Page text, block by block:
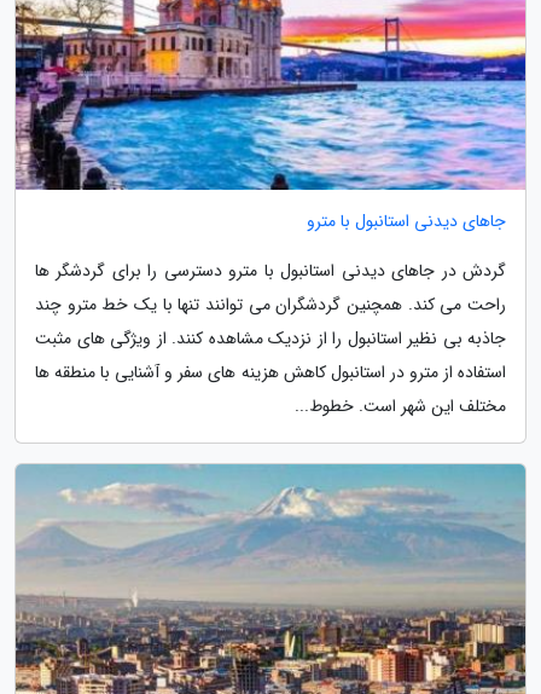
جاهای دیدنی استانبول با مترو
گردش در جاهای دیدنی استانبول با مترو دسترسی را برای گردشگر ها
راحت می کند. همچنین گردشگران می توانند تنها با یک خط مترو چند
جاذبه بی نظیر استانبول را از نزدیک مشاهده کنند. از ویژگی های مثبت
استفاده از مترو در استانبول کاهش هزینه های سفر و آشنایی با منطقه ها
مختلف این شهر است. خطوط...